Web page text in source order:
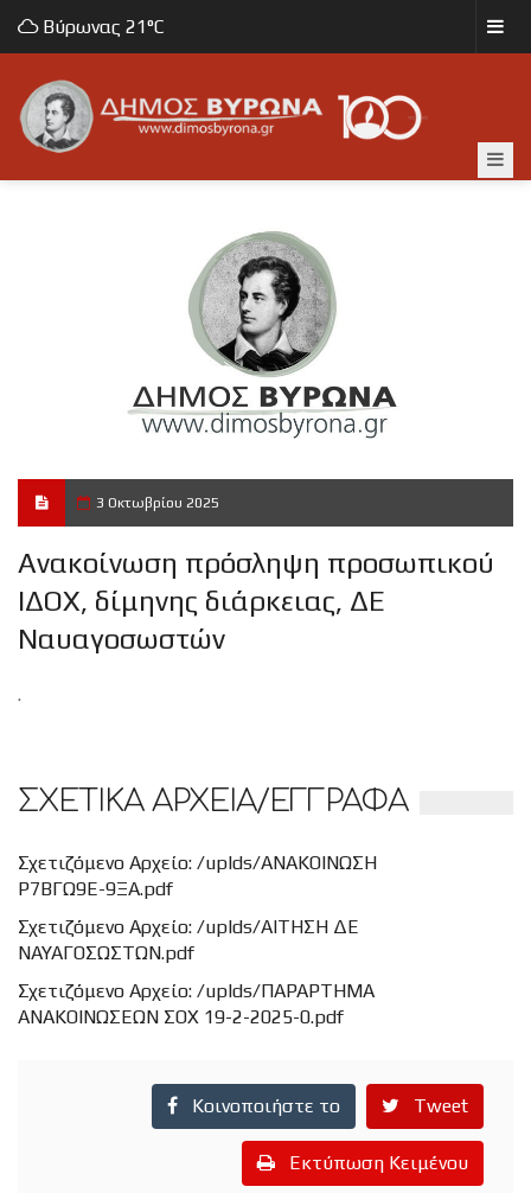
Βύρωνας 21°C
3 Οκτωβρίου 2025
Ανακοίνωση πρόσληψη προσωπικού
ΙΔΟΧ, δίμηνης διάρκειας, ΔΕ
Ναυαγοσωστών
.
ΣΧΕΤΙΚΑ ΑΡΧΕΙΑ/ΕΓΓΡΑΦΑ
Σχετιζόμενο Αρχείο: /uplds/ΑΝΑΚΟΙΝΩΣΗ
Ρ7ΒΓΩ9Ε-9ΞΑ.pdf
Σχετιζόμενο Αρχείο: /uplds/ΑΙΤΗΣΗ ΔΕ
ΝΑΥΑΓΟΣΩΣΤΩΝ.pdf
Σχετιζόμενο Αρχείο: /uplds/ΠΑΡΑΡΤΗΜΑ
ΑΝΑΚΟΙΝΩΣΕΩΝ ΣΟΧ 19-2-2025-0.pdf
Κοινοποιήστε το Tweet
Εκτύπωση Κειμένου